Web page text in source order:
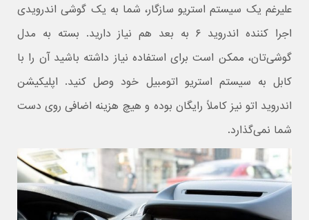
علیرغم یک سیستم استریو سازگار، شما به یک گوشی اندرویدی
اجرا کننده اندروید ۶ به بعد هم نیاز دارید. بسته به مدل
گوشی‌تان، ممکن است برای استفاده نیاز داشته باشید آن را با
کابل به سیستم استریو اتومبیل خود وصل کنید. اپلیکیشن
اندروید اتو نیز کاملاً رایگان بوده و هیچ هزینه اضافی روی دست
شما نمی‌گذارد.